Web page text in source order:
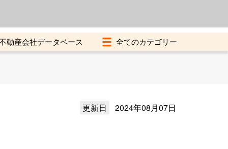
動産会社データベース
更新日 2024年08月07日